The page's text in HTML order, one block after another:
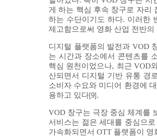
게 하는 핵심 후속 창구로 자리
하는 수단이기도 하다. 이러한
제고함으로써 영화 산업 전반
디지털 플랫폼의 발전과 VOD
는 시간과 장소에서 콘텐츠를
핵심 원천이었으나, 최근 VOD
산되면서 디지털 기반 유통 경
소비자 수요와 미디어 환경에
용하고 있다[9] .
VOD 창구는 극장 중심 체계를
서비스는 젊은 세대를 중심으
가속화되면서 OTT 플랫폼이